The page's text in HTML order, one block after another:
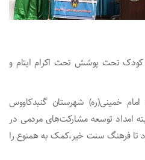
در استان گلستان ۱۱ هزار و ۵۰۰ کودک تحت پوشش تحت اکرام ایتام و
امام خمینی(ره) شهرستان گنبدکاووس
امداد توسعه مشارکت‌های مردمی در
تا فرهنگ سنت خیر،کمک به همنوع را